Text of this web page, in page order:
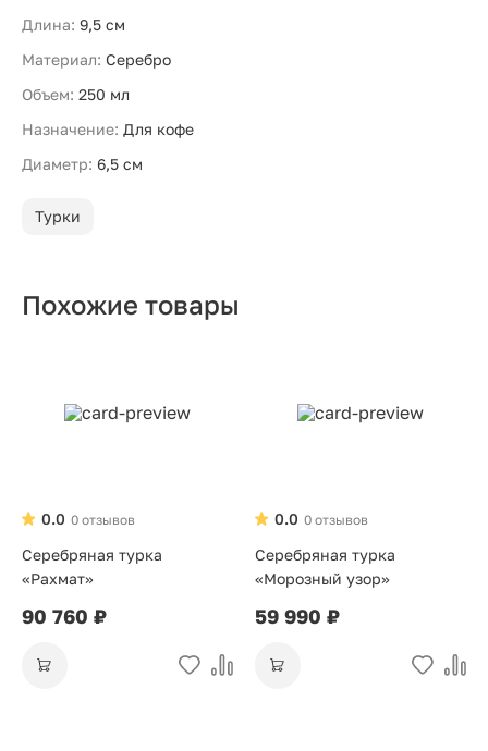
Длина: 9,5 см
Материал: Серебро
Объем: 250 мл
Назначение: Для кофе
Диаметр: 6,5 см
Турки
Похожие товары
0 отзывов
0.0
Серебряная турка
«Рахмат»
90 760 ₽
0 отзывов
0.0
Серебряная турка
«Морозный узор»
59 990 ₽